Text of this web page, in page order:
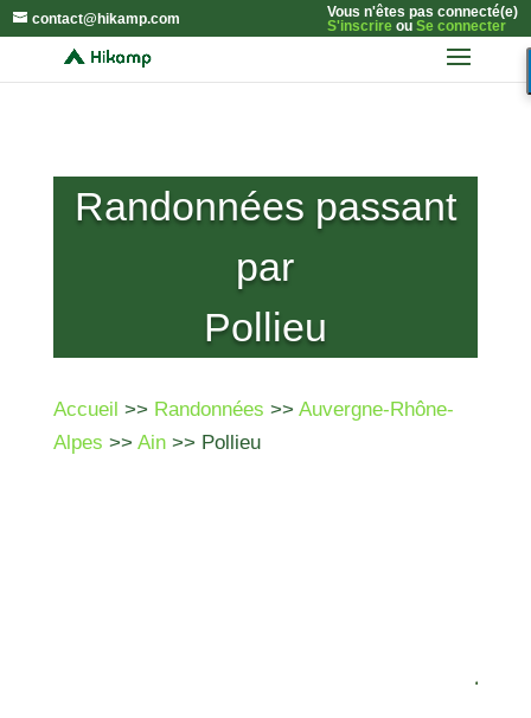
contact@hikamp.com
Vous n'êtes pas connecté(e)
S'inscrireou Se connecter
Randonnées passant
par
Pollieu
Accueil >> Randonnées >> Auvergne-Rhône-
Alpes >> Ain>> Pollieu